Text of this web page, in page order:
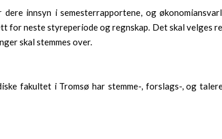
dere innsyn i semesterrapportene, og
for neste styreperiode og regnskap. Det skal velges
skal stemmes over.
fakultet i Tromsø har stemme-, forslags-, og